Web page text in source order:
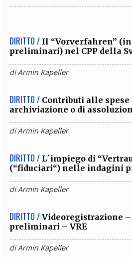
DIRITTO / Il “Vorverfahren”
preliminari) nel CPP della
diArmin Kapeller
DIRITTO / Contributi alle spese
archiviazione o di
diArmin Kapeller
DIRITTO / L´impiego di
(“fiduciari“) nelle indagini
diArmin Kapeller
DIRITTO / Videoregistrazione
preliminari – VRE
diArmin Kapeller